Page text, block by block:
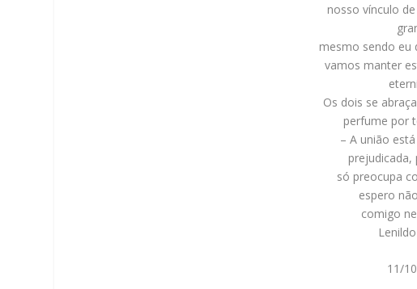
nosso vínculo
mesmo sendo eu
vamos manter
Os dois se
perfume por
– A união
prejudicada,
só preocupa
espero
comigo
11/